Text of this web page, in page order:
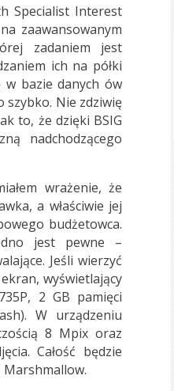
Specialist Interest
zaawansowanym
zadaniem jest
ich na półki
w bazie danych ów
szybko. Nie zdziwię
to, że dzięki BSIG
nadchodzącego
wrażenie, że
a właściwie jej
budżetowca.
jest pewne –
Jeśli wierzyć
wyświetlający
2 GB pamięci
W urządzeniu
8 Mpix oraz
Całość będzie
Marshmallow.